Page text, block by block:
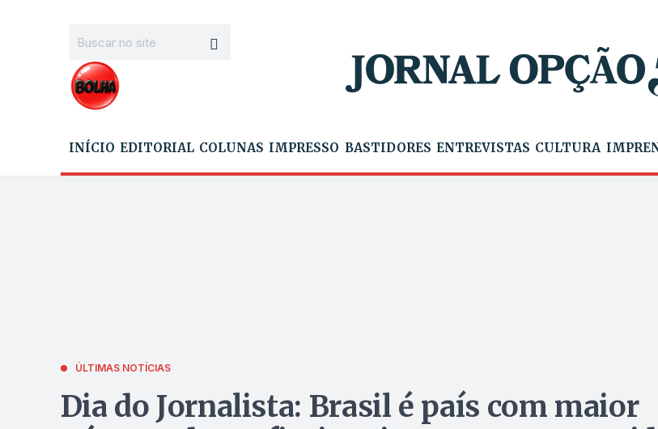
INÍCIO EDITORIAL COLUNAS IMPRESSO BASTIDORES ENTREVISTAS CULTURA
ÚLTIMAS NOTÍCIAS
Dia do Jornalista: Brasil é país com maior